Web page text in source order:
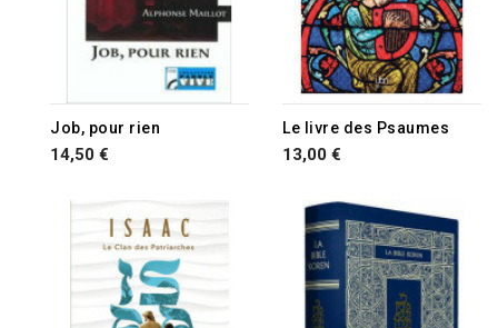
Job, pour rien
14,50 €
Le livre des Psaumes
13,00 €